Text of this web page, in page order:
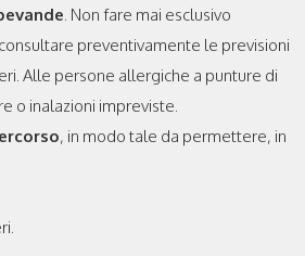
. Non fare mai esclusivo
preventivamente le previsioni
Alle persone allergiche a punture di
o inalazioni impreviste.
, in modo tale da permettere, in